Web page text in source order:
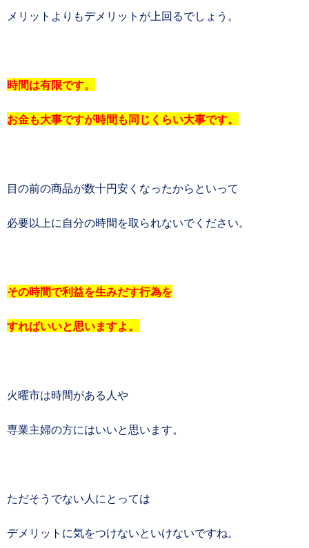
メリットよりもデメリットが上回るでしょう。
時間は有限です。
お金も大事ですが時間も同じくらい大事です。
目の前の商品が数十円安くなったからといって
必要以上に自分の時間を取られないでください。
その時間で利益を生みだす行為を
すればいいと思いますよ。
火曜市は時間がある人や
専業主婦の方にはいいと思います。
ただそうでない人にとっては
デメリットに気をつけないといけないですね。